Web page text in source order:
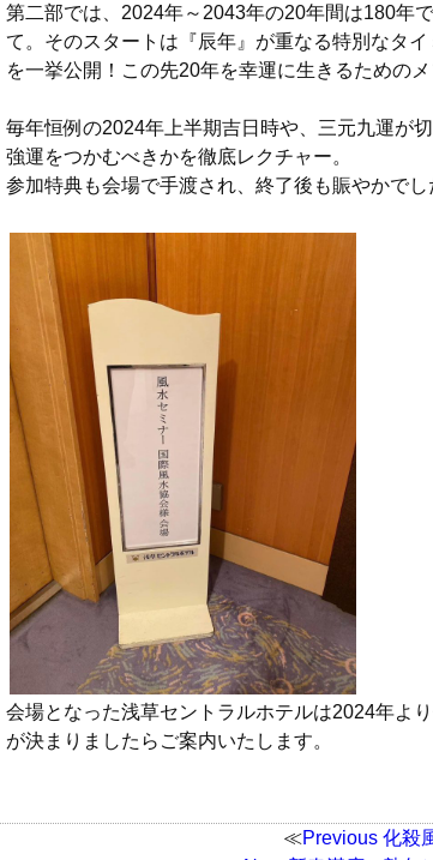
第二部では、2024年～2043年の20年間は180年
て。そのスタートは『辰年』が重なる特別なタ
を一挙公開！この先20年を幸運に生きるための
毎年恒例の2024年上半期吉日時や、三元九運が
強運をつかむべきかを徹底レクチャー。
参加特典も会場で手渡され、終了後も賑やかでし
会場となった浅草セントラルホテルは2024年よ
が決まりましたらご案内いたします。
Previous 化殺